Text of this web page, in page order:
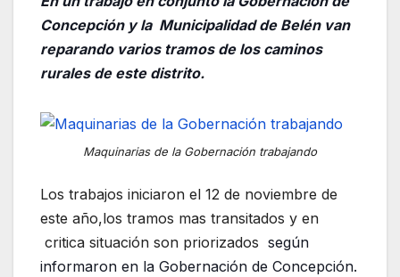
Concepción y la Municipalidad de Belén van
reparando varios tramos de los caminos
rurales de este distrito.
Maquinarias de la Gobernación trabajando
Los trabajos iniciaron el 12 de noviembre de
este año,los tramos mas transitados y en
critica situación son priorizados según
informaron en la Gobernación de Concepción.